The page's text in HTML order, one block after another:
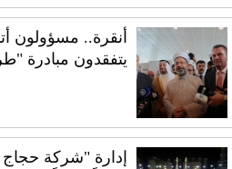
أنقرة.. مسؤولون
يتفقدون مبادرة
إدارة "شركة حجاج